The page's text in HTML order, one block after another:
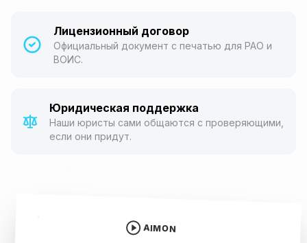
Лицензионный договор
Официальный документ с печатью для РАО и
ВОИС.
Юридическая поддержка
Наши юристы сами общаются с проверяющими,
если они придут.
AIMON